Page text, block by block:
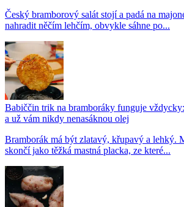
Český bramborový salát stojí a padá na
nahradit něčím lehčím, obvykle sáhne po...
Babiččin trik na bramboráky funguje
a už vám nikdy nenasáknou olej
Bramborák má být zlatavý, křupavý a lehký.
skončí jako těžká mastná placka, ze které...